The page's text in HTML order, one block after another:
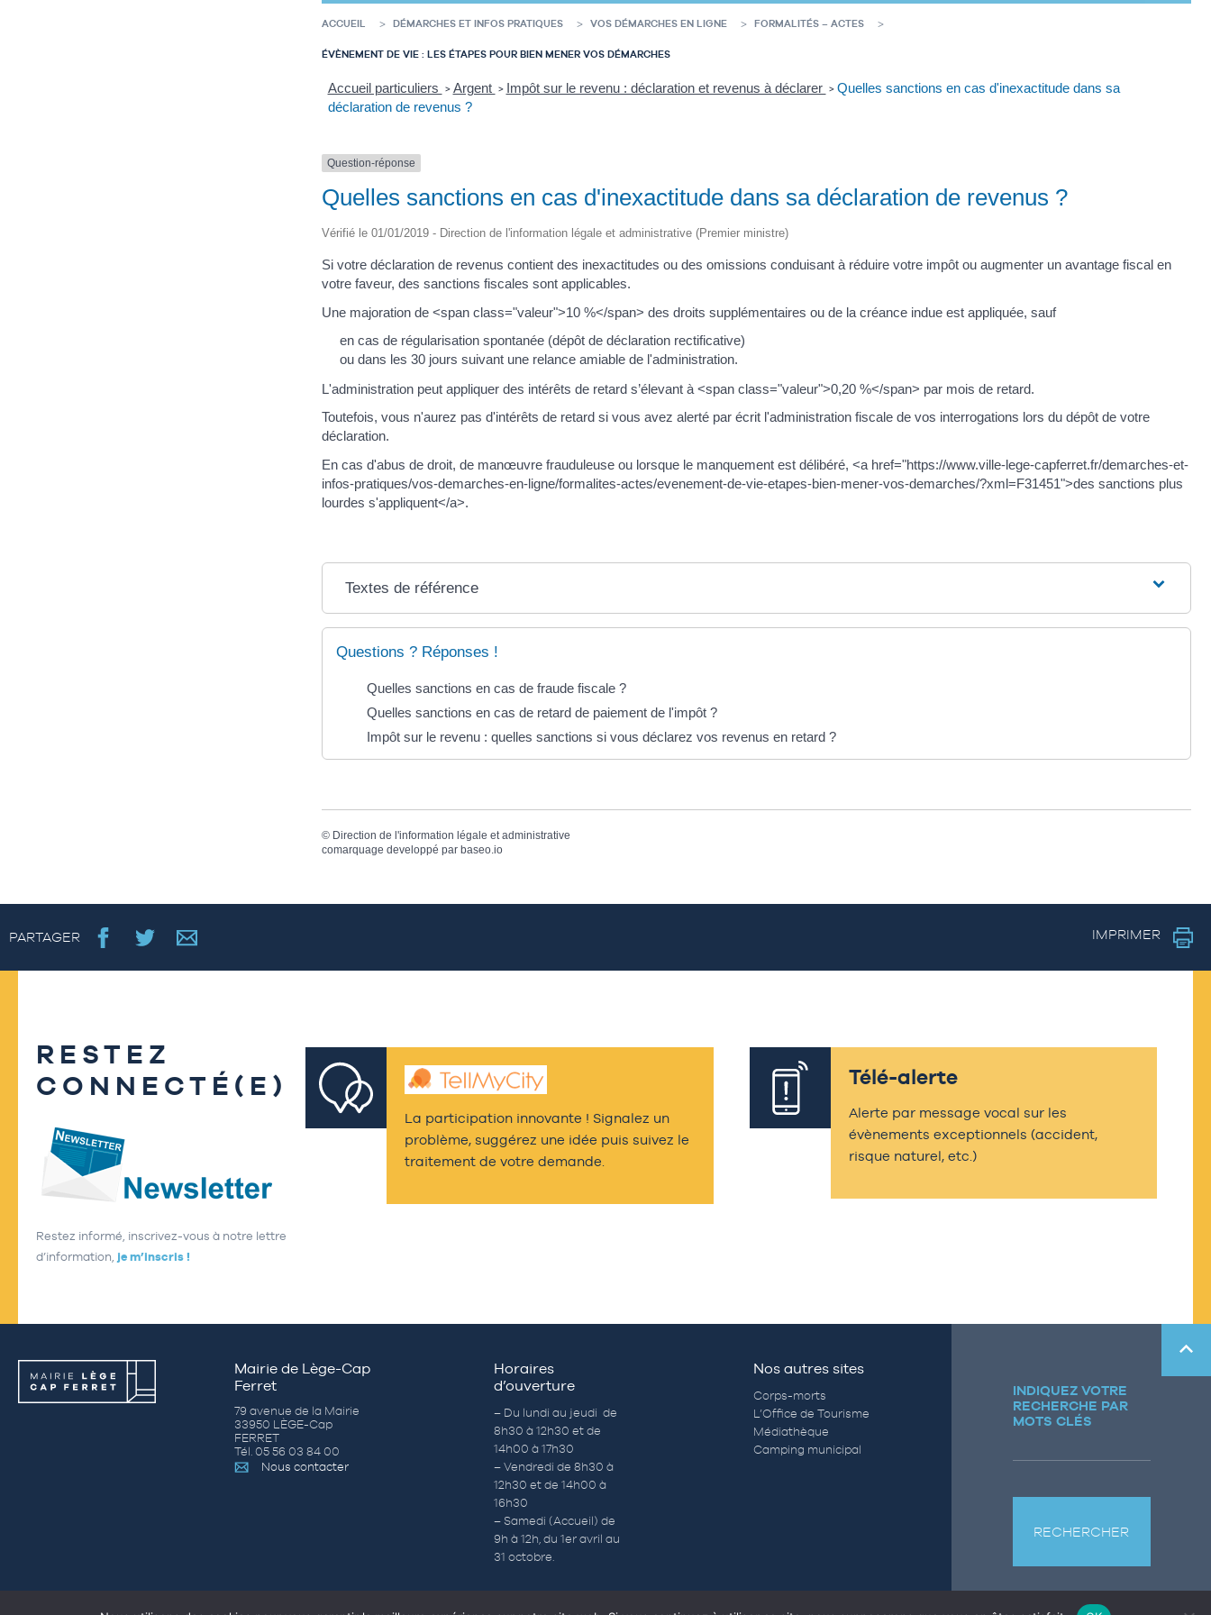
ACCUEIL DÉMARCHES ET INFOS PRATIQUES VOS DÉMARCHES EN LIGNE FORMALITÉS – ACTES
ÉVÈNEMENT DE VIE : LES ÉTAPES POUR BIEN MENER VOS DÉMARCHES
Accueil particuliers > Argent > Impôt sur le revenu : déclaration et revenus à déclarer > Quelles sanctions en cas d'inexactitude dans sa
déclaration de revenus ?
Question-réponse
Quelles sanctions en cas d'inexactitude dans sa déclaration de revenus ?
Vérifié le 01/01/2019 - Direction de l'information légale et administrative (Premier ministre)
Si votre déclaration de revenus contient des inexactitudes ou des omissions conduisant à réduire votre impôt ou augmenter un avantage fiscal en
votre faveur, des sanctions fiscales sont applicables.
Une majoration de <span class="valeur">10 %</span> des droits supplémentaires ou de la créance indue est appliquée, sauf
en cas de régularisation spontanée (dépôt de déclaration rectificative)
ou dans les 30 jours suivant une relance amiable de l'administration.
L'administration peut appliquer des intérêts de retard s’élevant à <span class="valeur">0,20 %</span> par mois de retard.
Toutefois, vous n'aurez pas d'intérêts de retard si vous avez alerté par écrit l'administration fiscale de vos interrogations lors du dépôt de votre
déclaration.
En cas d'abus de droit, de manœuvre frauduleuse ou lorsque le manquement est délibéré, <a href="https://www.ville-lege-capferret.fr/demarches-et-
infos-pratiques/vos-demarches-en-ligne/formalites-actes/evenement-de-vie-etapes-bien-mener-vos-demarches/?xml=F31451">des sanctions plus
lourdes s'appliquent</a>.
Textes de référence
Questions ? Réponses !
Quelles sanctions en cas de fraude fiscale ?
Quelles sanctions en cas de retard de paiement de l'impôt ?
Impôt sur le revenu : quelles sanctions si vous déclarez vos revenus en retard ?
© Direction de l'information légale et administrative
comarquage developpé par baseo.io
PARTAGER IMPRIMER
RESTEZ
CONNECTÉ(E)
Restez informé, inscrivez-vous à notre lettre
d’information, je m’inscris !
La participation innovante ! Signalez un
problème, suggérez une idée puis suivez le
traitement de votre demande.
Télé-alerte
Alerte par message vocal sur les
évènements exceptionnels (accident,
risque naturel, etc.)
Mairie de Lège-Cap
Ferret
79 avenue de la Mairie
33950 LÈGE-Cap
FERRET
Tél. 05 56 03 84 00
Nous contacter
Horaires
d’ouverture
– Du lundi au jeudi de
8h30 à 12h30 et de
14h00 à 17h30
– Vendredi de 8h30 à
12h30 et de 14h00 à
16h30
– Samedi (Accueil) de
9h à 12h, du 1er avril au
31 octobre.
Nos autres sites
Corps-morts
L’Office de Tourisme
Médiathèque
Camping municipal
INDIQUEZ VOTRE
RECHERCHE PAR
MOTS CLÉS
RECHERCHER